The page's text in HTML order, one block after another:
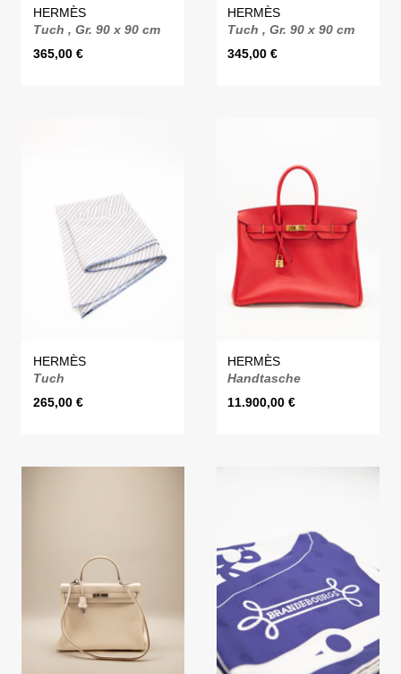
HERMÈS
Tuch , Gr. 90 x 90 cm
365,00 €
HERMÈS
Tuch , Gr. 90 x 90 cm
345,00€
HERMÈS
Tuch
265,00 €
HERMÈS
Handtasche
11.900,00€